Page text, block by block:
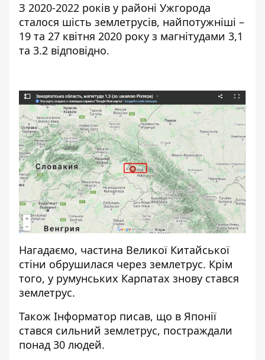
З 2020-2022 років у районі Ужгорода
сталося шість землетрусів, найпотужніші –
19 та 27 квітня 2020 року з магнітудами 3,1
та 3.2 відповідно.
Нагадаємо, частина Великої Китайської
стіни обрушилася через землетрус. Крім
того, у румунських Карпатах знову стався
землетрус.
Також Інформатор писав, що в Японії
стався сильний землетрус, постраждали
понад 30 людей.